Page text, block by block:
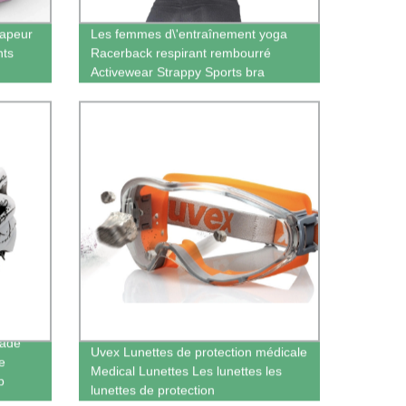
Les femmes d\'entraînement yoga
Racerback respirant rembourré
Activewear Strappy Sports bra
Uvex Lunettes de protection médicale
Medical Lunettes Les lunettes les
lunettes de protection